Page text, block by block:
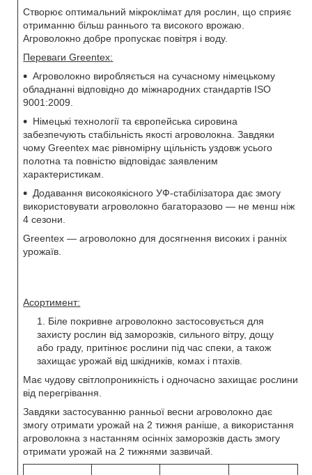
Створює оптимальний мікроклімат для рослин, що сприяє
отриманню більш раннього та високого врожаю.
Агроволокно добре пропускає повітря і воду.
Переваги Greentex:
Агроволокно виробляється на сучасному німецькому
обладнанні відповідно до міжнародних стандартів ISO
9001:2009.
Німецькі технології та європейська сировина
забезпечують стабільність якості агроволокна. Завдяки
чому Greentex має рівномірну щільність уздовж усього
полотна та повністю відповідає заявленим
характеристикам.
Додавання високоякісного УФ-стабілізатора дає змогу
використовувати агроволокно багаторазово — не менш ніж
4 сезони.
Greentex — агроволокно для досягнення високих і ранніх
урожаїв.
Асортимент:
Біле покривне агроволокно застосовується для
захисту рослин від заморозків, сильного вітру, дощу
або граду, притінює рослини під час спеки, а також
захищає урожай від шкідників, комах і птахів.
Має чудову світлопроникність і одночасно захищає рослини
від перегрівання.
Завдяки застосуванню ранньої весни агроволокно дає
змогу отримати урожай на 2 тижня раніше, а використання
агроволокна з настанням осінніх заморозків дасть змогу
отримати урожай на 2 тижнями зазвичай.